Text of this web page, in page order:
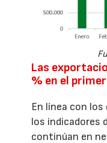
Las
% en el
En línea con
los indicadores
continúan en